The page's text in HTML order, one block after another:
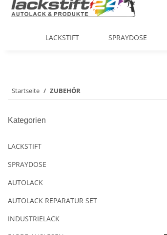
LACKSTIFT SPRAYDOSE
Startseite ZUBEHÖR
Kategorien
LACKSTIFT
SPRAYDOSE
AUTOLACK
AUTOLACK REPARATUR SET
INDUSTRIELACK